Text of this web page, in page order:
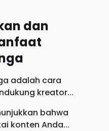
dan
adalah cara
kreator...
bahwa
konten Anda...